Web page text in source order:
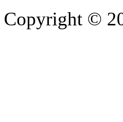
Copyright ©